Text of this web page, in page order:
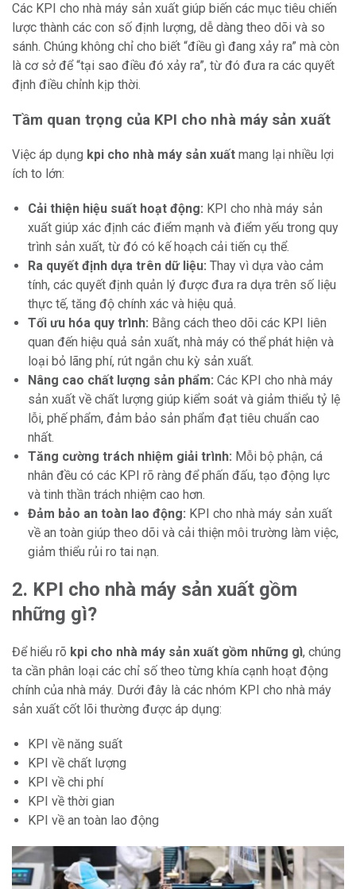
Các KPI cho nhà máy sản xuất giúp biến các mục tiêu chiến
lược thành các con số định lượng, dễ dàng theo dõi và so
sánh. Chúng không chỉ cho biết “điều gì đang xảy ra” mà còn
là cơ sở để “tại sao điều đó xảy ra”, từ đó đưa ra các quyết
định điều chỉnh kịp thời.
Tầm quan trọng của KPI cho nhà máy sản xuất
Việc áp dụng kpi cho nhà máy sản xuất mang lại nhiều lợi
ích to lớn:
Cải thiện hiệu suất hoạt động: KPI cho nhà máy sản
xuất giúp xác định các điểm mạnh và điểm yếu trong quy
trình sản xuất, từ đó có kế hoạch cải tiến cụ thể.
Ra quyết định dựa trên dữ liệu: Thay vì dựa vào cảm
tính, các quyết định quản lý được đưa ra dựa trên số liệu
thực tế, tăng độ chính xác và hiệu quả.
Tối ưu hóa quy trình: Bằng cách theo dõi các KPI liên
quan đến hiệu quả sản xuất, nhà máy có thể phát hiện và
loại bỏ lãng phí, rút ngắn chu kỳ sản xuất.
Nâng cao chất lượng sản phẩm: Các KPI cho nhà máy
sản xuất về chất lượng giúp kiểm soát và giảm thiểu tỷ lệ
lỗi, phế phẩm, đảm bảo sản phẩm đạt tiêu chuẩn cao
nhất.
Tăng cường trách nhiệm giải trình: Mỗi bộ phận, cá
nhân đều có các KPI rõ ràng để phấn đấu, tạo động lực
và tinh thần trách nhiệm cao hơn.
Đảm bảo an toàn lao động: KPI cho nhà máy sản xuất
về an toàn giúp theo dõi và cải thiện môi trường làm việc,
giảm thiểu rủi ro tai nạn.
2. KPI cho nhà máy sản xuất gồm
những gì?
Để hiểu rõ kpi cho nhà máy sản xuất gồm những gì, chúng
ta cần phân loại các chỉ số theo từng khía cạnh hoạt động
chính của nhà máy. Dưới đây là các nhóm KPI cho nhà máy
sản xuất cốt lõi thường được áp dụng:
KPI về năng suất
KPI về chất lượng
KPI về chi phí
KPI về thời gian
KPI về an toàn lao động